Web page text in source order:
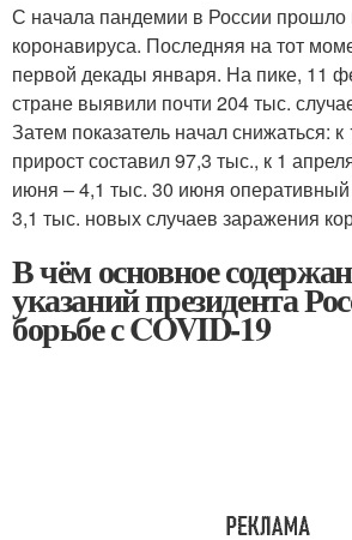
С начала пандемии в России прошло
коронавируса. Последняя на тот
первой декады января. На пике, 11
стране выявили почти 204 тыс.
Затем показатель начал снижаться:
прирост составил 97,3 тыс., к 1
июня – 4,1 тыс. 30 июня
3,1 тыс. новых случаев заражения
В чём основное
указаний президента
борьбе с COVID-19